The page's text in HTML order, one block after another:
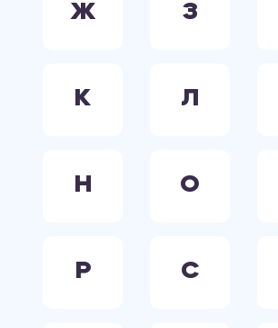
Ж З
К Л
Н О
Р С